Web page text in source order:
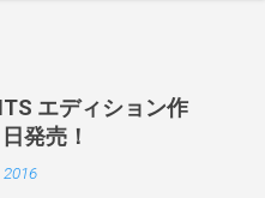
エディション作
発売！
2016